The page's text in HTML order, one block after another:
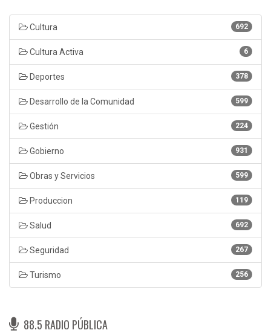
692
Cultura
6
Cultura Activa
378
Deportes
599
Desarrollo de la Comunidad
224
Gestión
931
Gobierno
599
Obras y Servicios
119
Produccion
692
Salud
267
Seguridad
256
Turismo
88.5 RADIO PÚBLICA